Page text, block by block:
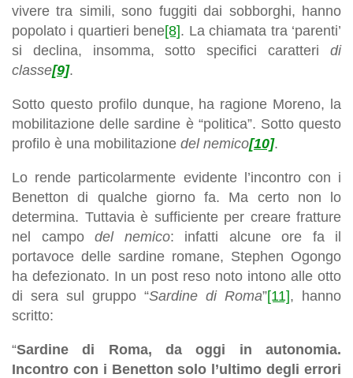
vivere tra simili, sono fuggiti dai sobborghi, hanno
popolato i quartieri bene[8]. La chiamata tra ‘parenti’
si declina, insomma, sotto specifici caratteri di
classe[9].
Sotto questo profilo dunque, ha ragione Moreno, la
mobilitazione delle sardine è “politica”. Sotto questo
profilo è una mobilitazione del nemico[10].
Lo rende particolarmente evidente l’incontro con i
Benetton di qualche giorno fa. Ma certo non lo
determina. Tuttavia è sufficiente per creare fratture
nel campo del nemico: infatti alcune ore fa il
portavoce delle sardine romane, Stephen Ogongo
ha defezionato. In un post reso noto intono alle otto
di sera sul gruppo “Sardine di Roma”[11], hanno
scritto:
“Sardine di Roma, da oggi in autonomia.
Incontro con i Benetton solo l’ultimo degli errori